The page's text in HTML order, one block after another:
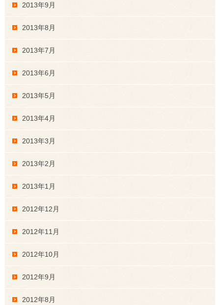
2013年9月
2013年8月
2013年7月
2013年6月
2013年5月
2013年4月
2013年3月
2013年2月
2013年1月
2012年12月
2012年11月
2012年10月
2012年9月
2012年8月